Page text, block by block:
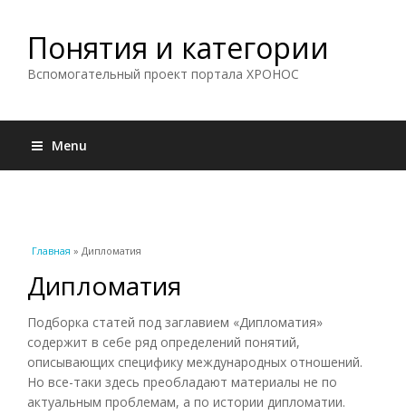
Понятия и категории
Вспомогательный проект портала ХРОНОС
Menu
Вы здесь
Главная » Дипломатия
Дипломатия
Подборка статей под заглавием «Дипломатия»
содержит в себе ряд определений понятий,
описывающих специфику международных отношений.
Но все-таки здесь преобладают материалы не по
актуальным проблемам, а по истории дипломатии.